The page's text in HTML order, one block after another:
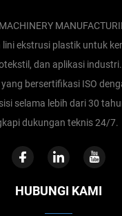
lini ekstrusi plastik untuk
dan aplikasi
bersertifikasi ISO
selama lebih dari 30
dukungan teknis 24/7.
HUBUNGI KAMI